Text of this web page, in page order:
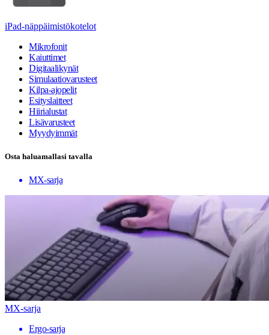
iPad-näppäimistökotelot
Mikrofonit
Kaiuttimet
Digitaalikynät
Simulaatiovarusteet
Kilpa-ajopelit
Esityslaitteet
Hiirialustat
Lisävarusteet
Myydyimmät
Osta haluamallasi tavalla
MX-sarja
MX-sarja
Ergo-sarja